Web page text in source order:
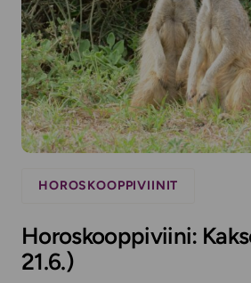
HOROSKOOPPIVIINIT
Horoskooppiviini:
21.6.)